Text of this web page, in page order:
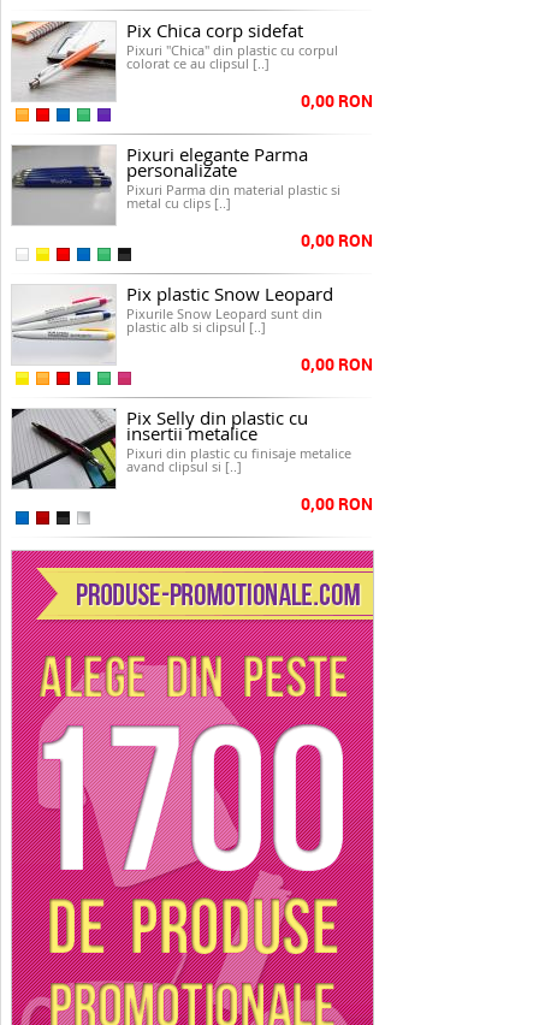
Pix Chica corp sidefat
Pixuri "Chica" din plastic cu corpul
colorat ce au clipsul [..]
0,00 RON
Pixuri elegante Parma
personalizate
Pixuri Parma din material plastic si
metal cu clips [..]
0,00 RON
Pix plastic Snow Leopard
Pixurile Snow Leopard sunt din
plastic alb si clipsul [..]
0,00 RON
Pix Selly din plastic cu
insertii metalice
Pixuri din plastic cu finisaje metalice
avand clipsul si [..]
0,00 RON